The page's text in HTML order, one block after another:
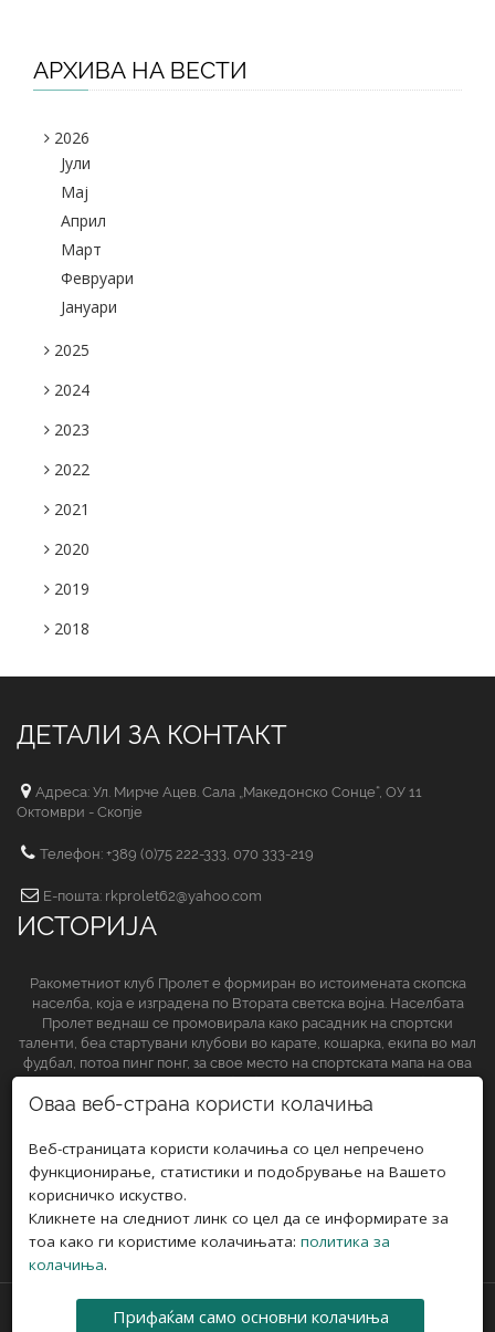
АРХИВА НА ВЕСТИ
2026
Јули
Maj
Април
Март
Февруари
Јануари
2025
2024
2023
2022
2021
2020
2019
2018
ДЕТАЛИ ЗА КОНТАКТ
Адреса: Ул. Мирче Ацев. Сала „Македонско Сонце“, ОУ 11
Октомври - Скопје
Телефон: +389 (0)75 222-333, 070 333-219
Е-пошта: rkprolet62@yahoo.com
ИСТОРИЈА
Ракометниот клуб Пролет е формиран во истоимената скопска
населба, која е изградена по Втората светска војна. Населбата
Пролет веднаш се промовирала како расадник на спортски
таленти, беа стартувани клубови во карате, кошарка, екипа во мал
фудбал, потоа пинг понг, за свое место на спортската мапа на ова
СЛЕДЕТЕ НЀ НА
АВТОРСКИ ПРАВА © 2018 РК ПРОЛЕТ
Оваа веб-страна користи колачиња
Веб-страницата користи колачиња со цел непречено
функционирање, статистики и подобрување на Вашето
корисничко искуство.
Кликнете на следниот линк со цел да се информирате за
тоа како ги користиме колачињата: политика за
колачиња.
Прифаќам само основни колачиња